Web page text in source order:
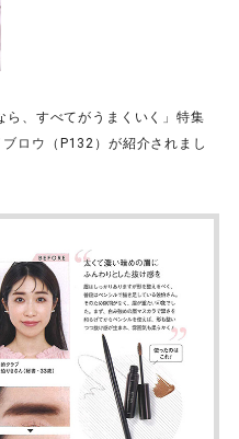
ら、すべてがうまくいく」特集
ロウ
（P132）が紹介されまし